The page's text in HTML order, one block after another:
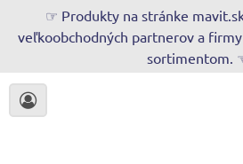
☞ Produkty na stránke
veľkoobchodných partnerov a
sortimentom.